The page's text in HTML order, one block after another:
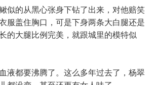
的从黑心张身下钻了出来，对他赔笑
服盖住胸口，可是下身两条大白腿还是
的大腿比例完美，就跟城里的模特似
都要沸腾了。这么多年过去了，杨翠